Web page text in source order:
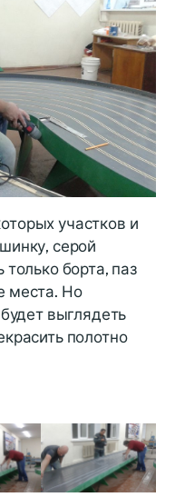
участков и
серой
только борта, паз
места. Но
выглядеть
полотно